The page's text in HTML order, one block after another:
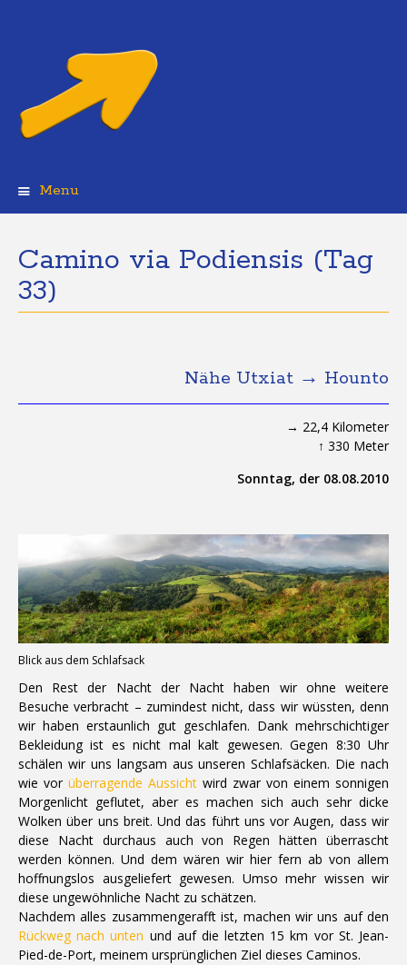
Menu
Camino via Podiensis (Tag
33)
Nähe Utxiat → Hounto
→ 22,4 Kilometer
↑ 330 Meter
Sonntag, der 08.08.2010
Blick aus dem Schlafsack
Den Rest der Nacht der Nacht haben wir ohne weitere
Besuche verbracht – zumindest nicht, dass wir wüssten, denn
wir haben erstaunlich gut geschlafen. Dank mehrschichtiger
Bekleidung ist es nicht mal kalt gewesen. Gegen 8:30 Uhr
schälen wir uns langsam aus unseren Schlafsäcken. Die nach
wie vor überragende Aussicht wird zwar von einem sonnigen
Morgenlicht geflutet, aber es machen sich auch sehr dicke
Wolken über uns breit. Und das führt uns vor Augen, dass wir
diese Nacht durchaus auch von Regen hätten überrascht
werden können. Und dem wären wir hier fern ab von allem
hoffnungslos ausgeliefert gewesen. Umso mehr wissen wir
diese ungewöhnliche Nacht zu schätzen.
Nachdem alles zusammengerafft ist, machen wir uns auf den
Rückweg nach unten und auf die letzten 15 km vor St. Jean-
Pied-de-Port, meinem ursprünglichen Ziel dieses Caminos.